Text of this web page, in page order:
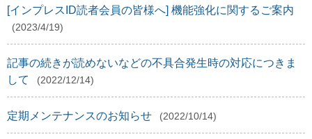
[インプレスID読者会員の皆様へ] 機能強化に関するご案内
(2023/4/19)
記事の続きが読めないなどの不具合発生時の対応につきま
して
(2022/12/14)
定期メンテナンスのお知らせ (2022/10/14)